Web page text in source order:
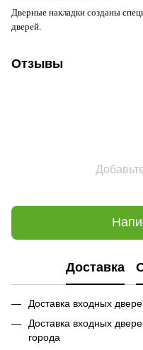
Дверные накладки созданы
дверей.
Отзывы
Доставка
Доставка входных
Доставка входных
города